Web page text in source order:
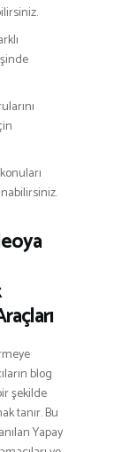
blog
şekilde
tanır. Bu
Yapay